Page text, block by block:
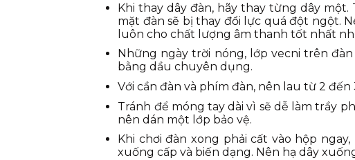
Khi thay dây đàn, hãy thay từng dây
mặt đàn sẽ bị thay đổi lực quá đột ngột.
luôn cho chất lượng âm thanh tốt nhất
Những ngày trời nóng, lớp vecni trên
bằng dầu chuyên dụng.
Với cần đàn và phím đàn, nên lau từ 2
Tránh để móng tay dài vì sẽ dễ làm trầy
nên dán một lớp bảo vệ.
Khi chơi đàn xong phải cất vào hộp
xuống cấp và biến dạng. Nên hạ dây